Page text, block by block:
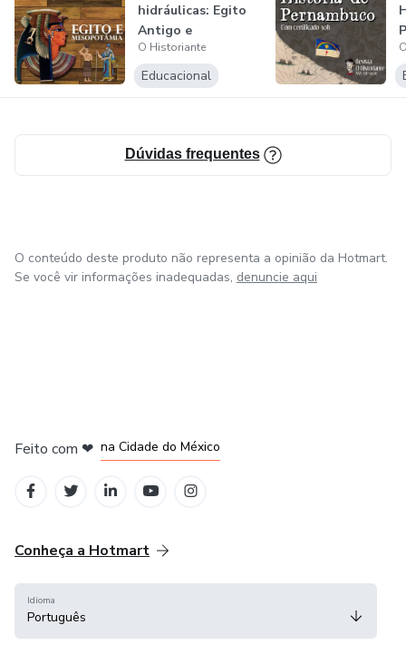
hidráulicas: Egito
Antigo e
Mesopotâmia
O Historiante
Educacional
Dúvidas frequentes
O conteúdo deste produto não representa a opinião da Hotmart.
Se você vir informações inadequadas, denuncie aqui
Feito com ❤ na Cidade do México
Conheça a Hotmart
Idioma
Português